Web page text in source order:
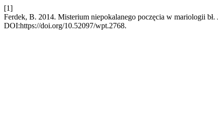
[1]
Ferdek, B. 2014. Misterium niepokalanego poczęcia w mariologii
DOI:https://doi.org/10.52097/wpt.2768.